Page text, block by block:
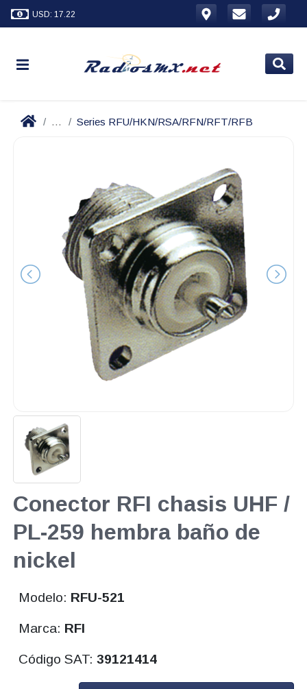
USD: 17.22
... Series RFU/HKN/RSA/RFN/RFT/RFB
Conector RFI chasis UHF /
PL-259 hembra baño de
nickel
Modelo: RFU-521
Marca: RFI
Código SAT:39121414